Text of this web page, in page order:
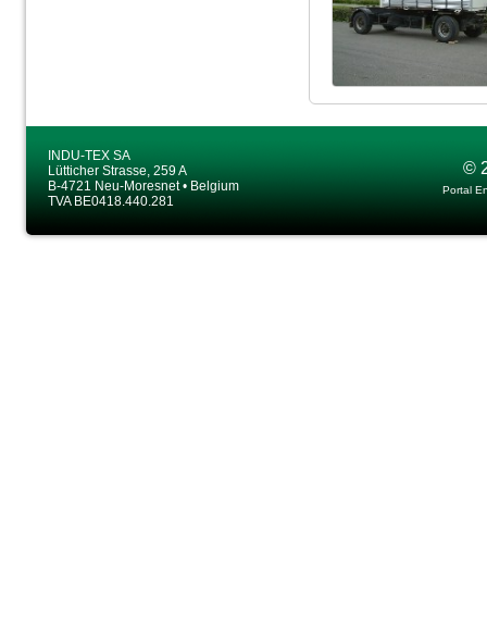
INDU-TEX SA
Lütticher Strasse, 259 A
B-4721 Neu-Moresnet • Belgium
TVA BE0418.440.281
©
Portal